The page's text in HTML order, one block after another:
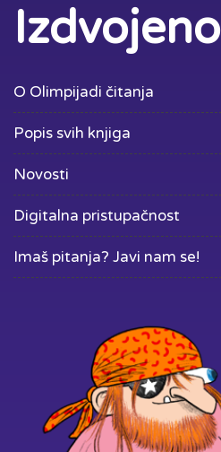
Izdvojeno
O Olimpijadi čitanja
Popis svih knjiga
Novosti
Digitalna pristupačnost
Imaš pitanja? Javi nam se!